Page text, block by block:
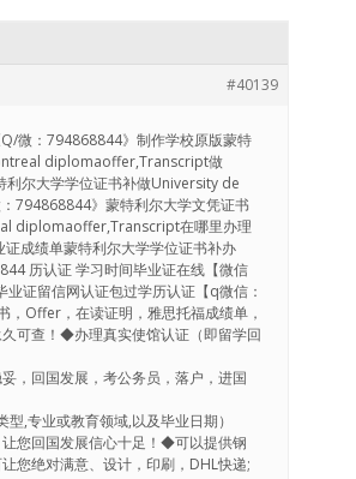
#40139
微：794868844》制作学校原版蒙特
diplomaoffer,Transcript做
尔大学学位证书补做University de
》蒙特利尔大学文凭证书
diplomaoffer,Transcript在哪里办理
成绩单蒙特利尔大学学位证书补办
历认证 学习时间毕业证在线【微信
证留信网认证包过学历认证【q微信：
Offer，在读证明，雅思托福成绩单，
可查！◆办理真实使馆认证（即留学回
，回国发展，考公务员，落户，进国
,专业或教育领域,以及毕业日期）
您回国发展信心十足！◆可以提供钢
您绝对满意、设计，印刷，DHL快递;